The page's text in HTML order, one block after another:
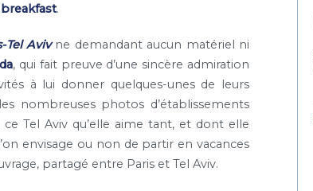
breakfast.
Tel Avivne demandant aucun matériel ni
, qui fait preuve d’une sincère admiration
à lui donner quelques-unes de leurs
nombreuses photos d’établissements
Tel Aviv qu’elle aime tant, et dont elle
envisage ou non de partir en vacances
partagé entre Paris et Tel Aviv.